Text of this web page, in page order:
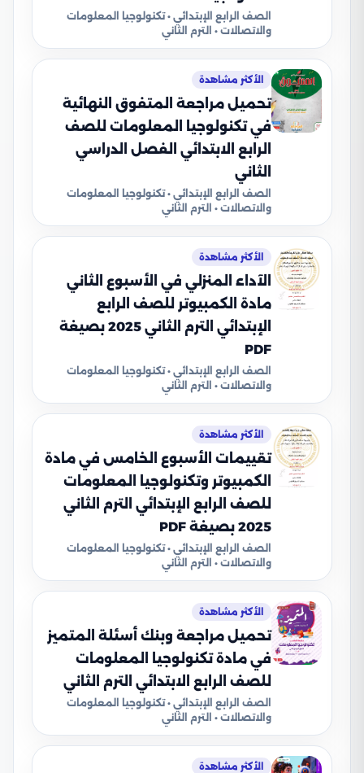
الصف الرابع الإبتدائي • تكنولوجيا المعلومات
والاتصالات • الترم الثاني
الأكثر مشاهدة
تحميل مراجعة المتفوق النهائية
في تكنولوجيا المعلومات للصف
الرابع الابتدائي الفصل الدراسي
الثاني
الصف الرابع الإبتدائي • تكنولوجيا المعلومات
والاتصالات • الترم الثاني
الأكثر مشاهدة
الآداء المنزلي في الأسبوع الثاني
مادة الكمبيوتر للصف الرابع
الإبتدائي الترم الثاني 2025 بصيغة
PDF
الصف الرابع الإبتدائي • تكنولوجيا المعلومات
والاتصالات • الترم الثاني
الأكثر مشاهدة
تقييمات الأسبوع الخامس في مادة
الكمبيوتر وتكنولوجيا المعلومات
للصف الرابع الإبتدائي الترم الثاني
2025 بصيغة PDF
الصف الرابع الإبتدائي • تكنولوجيا المعلومات
والاتصالات • الترم الثاني
الأكثر مشاهدة
تحميل مراجعة وبنك أسئلة المتميز
في مادة تكنولوجيا المعلومات
للصف الرابع الابتدائي الترم الثاني
الصف الرابع الإبتدائي • تكنولوجيا المعلومات
والاتصالات • الترم الثاني
الأكثر مشاهدة